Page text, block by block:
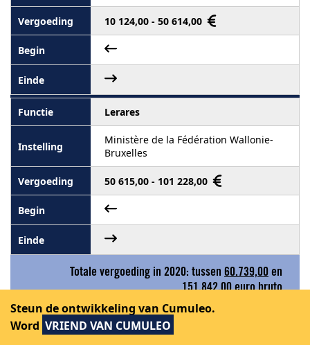
10 124,00 - 50 614,00
Lerares
Ministère de la Fédération Wallonie-
Bruxelles
50 615,00 - 101 228,00
Totale vergoeding in 2020: tussen 60.739,00 en
151.842,00euro bruto
Zie de grafieken met de dagelijkse evolutie
Steun de ontwikkeling van Cumuleo.
Word VRIEND VAN CUMULEO